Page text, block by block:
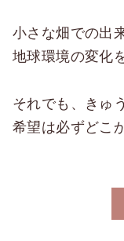
小さな畑での出
地球環境の変化
それでも、きゅ
希望は必ずどこ